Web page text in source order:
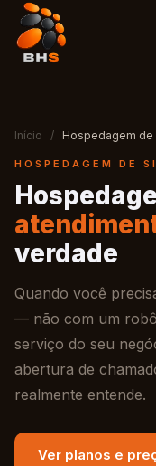
Início / Hospedagem de
HOSPEDAGEM DE
verdade
Quando você
— não com um
serviço do seu
abertura de
realmente entende.
Ver planos e